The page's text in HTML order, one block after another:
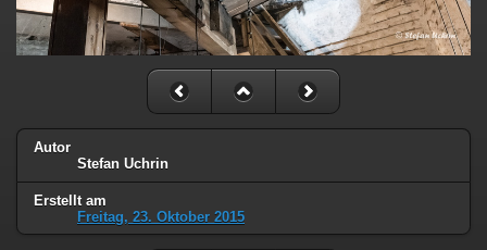
Autor
Stefan Uchrin
Erstellt am
Freitag, 23. Oktober 2015